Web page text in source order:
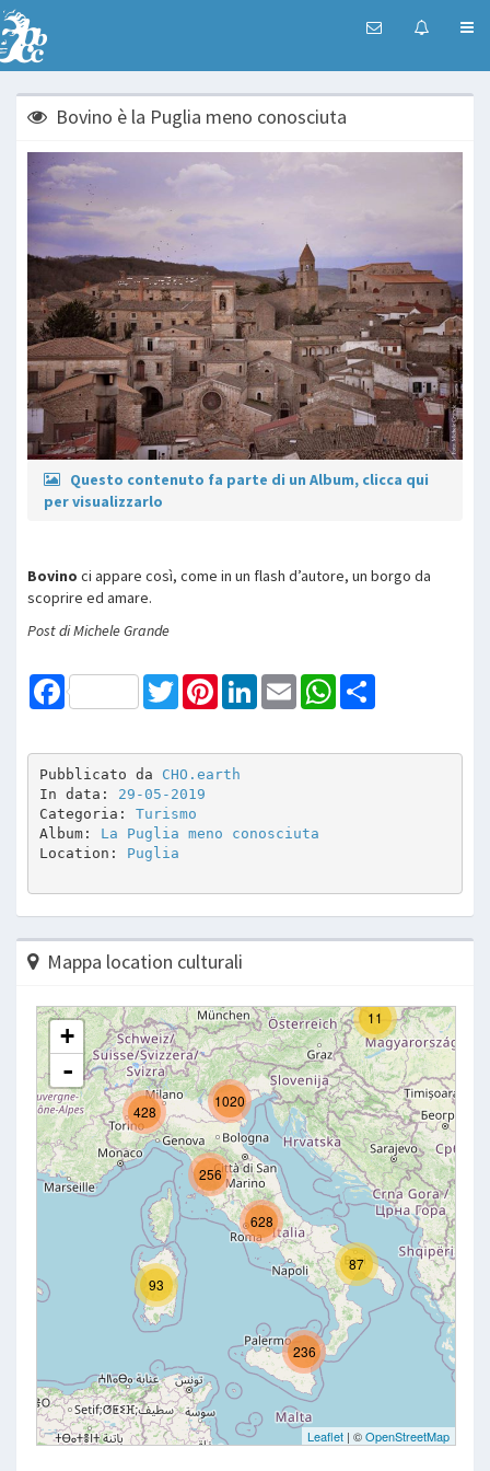
Bovino è la Puglia meno conosciuta
Questo contenuto fa parte di un Album, clicca qui
per visualizzarlo
Bovino ci appare così, come in un flash d’autore, un borgo da
scoprire ed amare.
Post di Michele Grande
Facebook TwitterPinterestLinkedInEmail WhatsApp
Pubblicato da CHO.earth
In data: 29-05-2019
Categoria: Turismo
Album: La Puglia meno conosciuta
Location: Puglia
Mappa location culturali